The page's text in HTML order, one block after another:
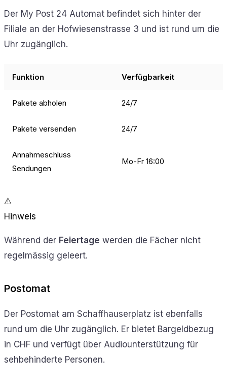
Der My Post 24 Automat befindet sich hinter der
Filiale an der Hofwiesenstrasse 3 und ist rund um die
Uhr zugänglich.
Funktion Verfügbarkeit
Pakete abholen 24/7
Pakete versenden 24/7
Annahmeschluss
Sendungen
Mo-Fr 16:00
⚠️
Hinweis
Während der Feiertage werden die Fächer nicht
regelmässig geleert.
Postomat
Der Postomat am Schaffhauserplatz ist ebenfalls
rund um die Uhr zugänglich. Er bietet Bargeldbezug
in CHF und verfügt über Audiounterstützung für
sehbehinderte Personen.